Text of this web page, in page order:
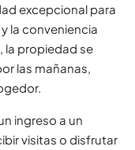
excepcional para
la conveniencia
la propiedad se
las mañanas,
ingreso a un
visitas o disfrutar